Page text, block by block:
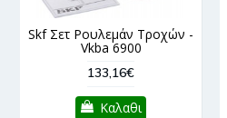
Skf Σετ Ρουλεμάν Τροχών -
Vkba 6900
133,16€
Καλαθι